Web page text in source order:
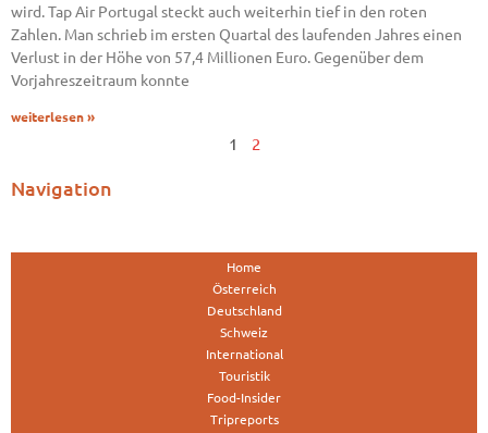
wird. Tap Air Portugal steckt auch weiterhin tief in den roten
Zahlen. Man schrieb im ersten Quartal des laufenden Jahres einen
Verlust in der Höhe von 57,4 Millionen Euro. Gegenüber dem
Vorjahreszeitraum konnte
weiterlesen »
1 2
Navigation
Home
Österreich
Deutschland
Schweiz
International
Touristik
Food-Insider
Tripreports